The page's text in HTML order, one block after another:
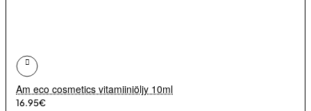
Am eco cosmetics vitamiiniöljy 10ml
16.95€